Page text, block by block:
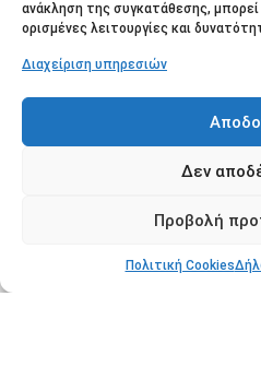
ανάκληση της συγκατάθεσης,
ορισμένες λειτουργίες και
Διαχείριση υπηρεσιών
Δεν
Προβολή
Πολιτική Cookies